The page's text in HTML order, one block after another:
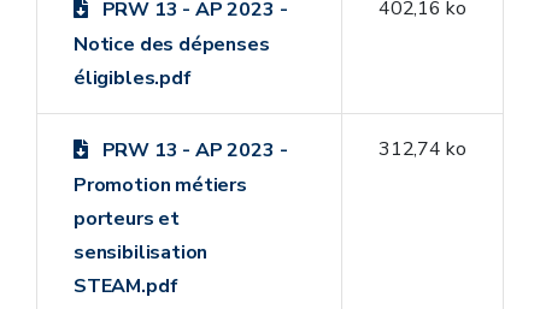
PRW 13 - AP 2023 -
Notice des dépenses
éligibles.pdf
402,16 ko
PRW 13 - AP 2023 -
Promotion métiers
porteurs et
sensibilisation
STEAM.pdf
312,74 ko